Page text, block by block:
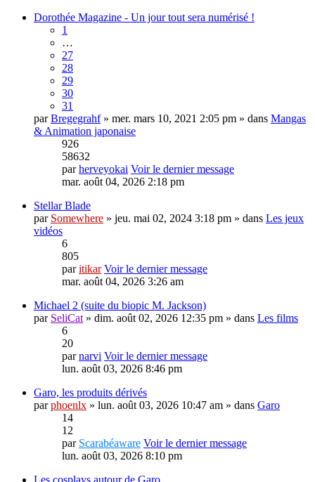
Dorothée Magazine - Un jour tout sera numérisé !
1
…
27
28
29
30
31
parBregegrahf» mer. mars 10, 2021 2:05 pm » dans Mangas
& Animation japonaise
926
58632
parherveyokai Voir le dernier message
mar. août 04, 2026 2:18 pm
Stellar Blade
par Somewhere » jeu. mai 02, 2024 3:18 pm » dans Les jeux
vidéos
6
805
paritikar Voir le dernier message
mar. août 04, 2026 3:26 am
Michael 2 (suite du biopic M. Jackson)
par SeliCat » dim. août 02, 2026 12:35 pm » dans Les films
6
20
parnarvi Voir le dernier message
lun. août 03, 2026 8:46 pm
Garo, les produits dérivés
parphoenlx » lun. août 03, 2026 10:47 am » dans Garo
14
12
par Scarabéaware Voir le dernier message
lun. août 03, 2026 8:10 pm
Les cosplays autour de Garo